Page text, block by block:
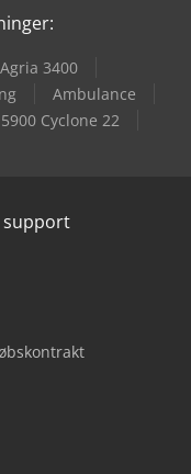
Agria 3400
Ambulance
Cyclone 22
support